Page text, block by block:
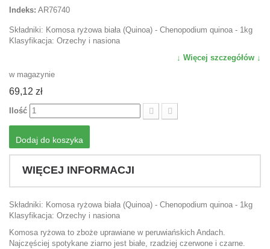
Indeks: AR76740
Składniki: Komosa ryżowa biała (Quinoa) - Chenopodium quinoa - 1kg
Klasyfikacja: Orzechy i nasiona
↓ Więcej szczegółów ↓
w magazynie
69,12 zł
Ilość
Dodaj do koszyka
WIĘCEJ INFORMACJI
Składniki: Komosa ryżowa biała (Quinoa) - Chenopodium quinoa - 1kg
Klasyfikacja: Orzechy i nasiona
Komosa ryżowa to zboże uprawiane w peruwiańskich Andach.
Najczęściej spotykane ziarno jest białe, rzadziej czerwone i czarne.